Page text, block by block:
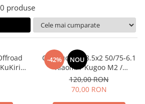
lumini
cadru
produse
-42% NOU
Cauciuc Plin 8.5x2 50/75-6.1
Xiaomi / Kugoo M2 /
Ducati/Evergreen/Motus/
120,00 RON
70,00 RON